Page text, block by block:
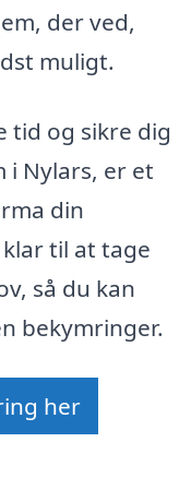
der ved,
muligt.
tid og sikre dig
i Nylars, er et
din
til at tage
så du kan
bekymringer.
her